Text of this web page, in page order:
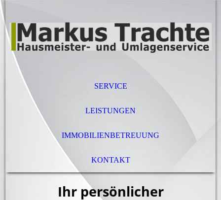
SERVICE
LEISTUNGEN
IMMOBILIENBETREUUNG
KONTAKT
Ihr persönlicher